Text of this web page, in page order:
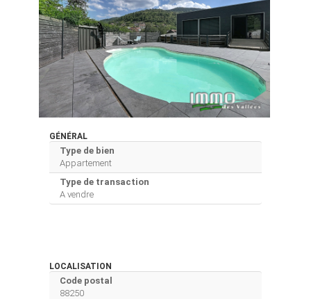
GÉNÉRAL
Type de bien
Appartement
Type de transaction
A vendre
LOCALISATION
Code postal
88250